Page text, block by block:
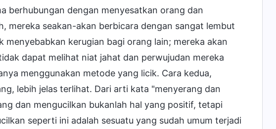
berhubungan dengan menyesatkan orang dan
mereka seakan-akan berbicara dengan sangat lembut
menyebabkan kerugian bagi orang lain; mereka akan
dapat melihat niat jahat dan perwujudan mereka
menggunakan metode yang licik. Cara kedua,
lebih jelas terlihat. Dari arti kata "menyerang dan
dan mengucilkan bukanlah hal yang positif, tetapi
seperti ini adalah sesuatu yang sudah umum terjadi